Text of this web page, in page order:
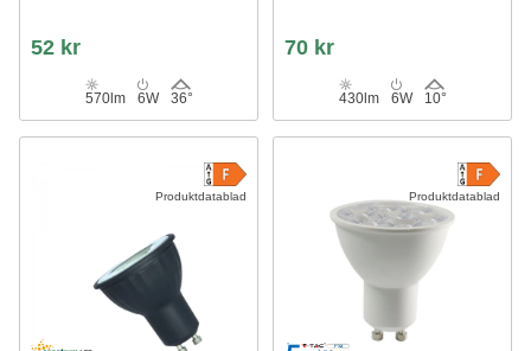
52 kr
570lm 6W 36°
70 kr
430lm 6W 10°
Produktdatablad Produktdatablad